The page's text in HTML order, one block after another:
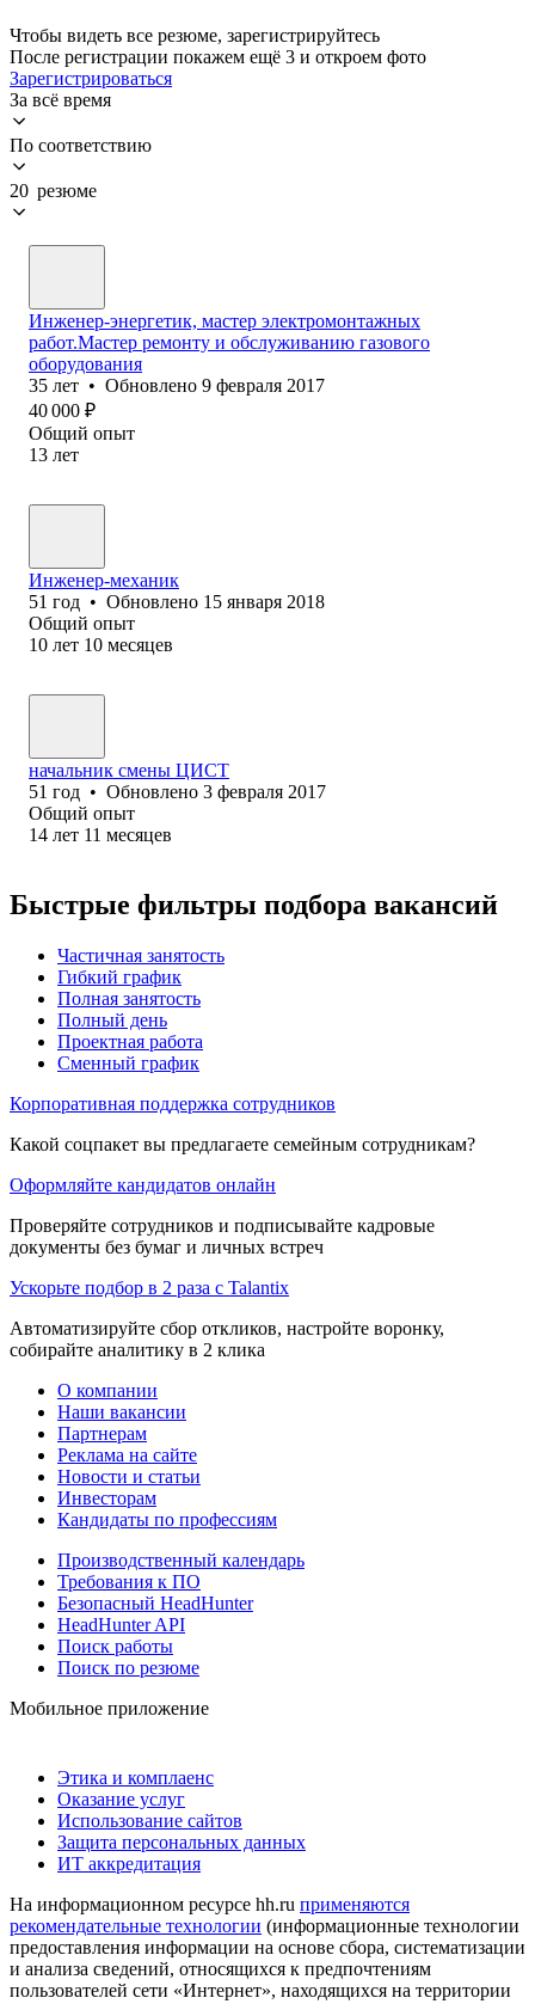
Чтобы видеть все резюме, зарегистрируйтесь
После регистрации покажем ещё 3 и откроем фото
Зарегистрироваться
За всё время
По соответствию
20 резюме
Инженер-энергетик, мастер электромонтажных
работ.Мастер ремонту и обслуживанию газового
оборудования
35 лет • Обновлено 9 февраля 2017
40 000 ₽
Общий опыт
13 лет
Инженер-механик
51 год • Обновлено 15 января 2018
Общий опыт
10 лет 10 месяцев
начальник смены ЦИСТ
51 год • Обновлено 3 февраля 2017
Общий опыт
14 лет 11 месяцев
Быстрые фильтры подбора вакансий
Частичная занятость
Гибкий график
Полная занятость
Полный день
Проектная работа
Сменный график
Корпоративная поддержка сотрудников
Какой соцпакет вы предлагаете семейным сотрудникам?
Оформляйте кандидатов онлайн
Проверяйте сотрудников и подписывайте кадровые
документы без бумаг и личных встреч
Ускорьте подбор в 2 раза с Talantix
Автоматизируйте сбор откликов, настройте воронку,
собирайте аналитику в 2 клика
О компании
Наши вакансии
Партнерам
Реклама на сайте
Новости и статьи
Инвесторам
Кандидаты по профессиям
Производственный календарь
Требования к ПО
Безопасный HeadHunter
HeadHunter API
Поиск работы
Поиск по резюме
Мобильное приложение
Этика и комплаенс
Оказание услуг
Использование сайтов
Защита персональных данных
ИТ аккредитация
На информационном ресурсе hh.ru применяются
рекомендательные технологии (информационные технологии
предоставления информации на основе сбора, систематизации
и анализа сведений, относящихся к предпочтениям
пользователей сети «Интернет», находящихся на территории